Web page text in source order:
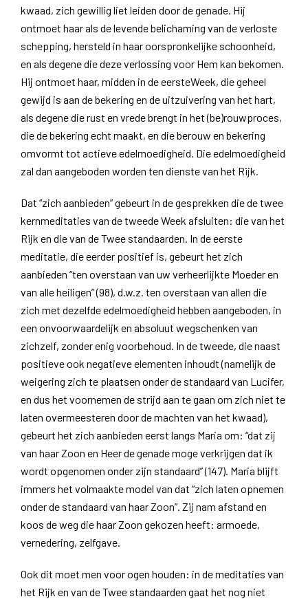
kwaad, zich gewillig liet leiden door de genade. Hij
ontmoet haar als de levende belichaming van de verloste
schepping, hersteld in haar oorspronkelijke schoonheid,
en als degene die deze verlossing voor Hem kan bekomen.
Hij ontmoet haar, midden in de eersteWeek, die geheel
gewijd is aan de bekering en de uitzuivering van het hart,
als degene die rust en vrede brengt in het (be)rouwproces,
die de bekering echt maakt, en die berouw en bekering
omvormt tot actieve edelmoedigheid. Die edelmoedigheid
zal dan aangeboden worden ten dienste van het Rijk.
Dat “zich aanbieden” gebeurt in de gesprekken die de twee
kernmeditaties van de tweede Week afsluiten: die van het
Rijk en die van de Twee standaarden. In de eerste
meditatie, die eerder positief is, gebeurt het zich
aanbieden “ten overstaan van uw verheerlijkte Moeder en
van alle heiligen” (98), d.w.z. ten overstaan van allen die
zich met dezelfde edelmoedigheid hebben aangeboden, in
een onvoorwaardelijk en absoluut wegschenken van
zichzelf, zonder enig voorbehoud. In de tweede, die naast
positieve ook negatieve elementen inhoudt (namelijk de
weigering zich te plaatsen onder de standaard van Lucifer,
en dus het voornemen de strijd aan te gaan om zich niet te
laten overmeesteren door de machten van het kwaad),
gebeurt het zich aanbieden eerst langs Maria om: “dat zij
van haar Zoon en Heer de genade moge verkrijgen dat ik
wordt opgenomen onder zijn standaard” (147). Maria blijft
immers het volmaakte model van dat “zich laten opnemen
onder de standaard van haar Zoon”. Zij nam afstand en
koos de weg die haar Zoon gekozen heeft: armoede,
vernedering, zelfgave.
Ook dit moet men voor ogen houden: in de meditaties van
het Rijk en van de Twee standaarden gaat het nog niet